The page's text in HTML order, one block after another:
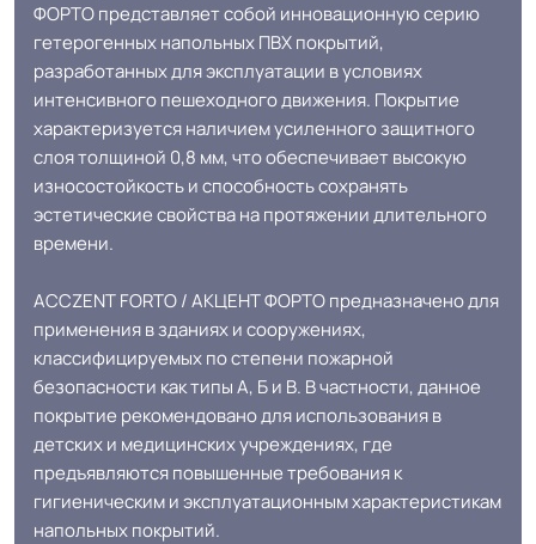
Удельное
сопротивление
< 2kW
Структура Гетерогенный многослойный
Основа Компактный ПВХ
Толщина 2.0 мм
Область применения
Для кабинет, Для гостинной, Для
кухни, Для коридора, Для офиса,
Для переговорной комнаты, Для
больницы, Для детских садов, Для
холла больниц, Для коридора и
ФОРТО представляет собой инновационную серию
гетерогенных напольных ПВХ покрытий,
разработанных для эксплуатации в условиях
интенсивного пешеходного движения. Покрытие
характеризуется наличием усиленного защитного
слоя толщиной 0,8 мм, что обеспечивает высокую
износостойкость и способность сохранять
эстетические свойства на протяжении длительного
времени.
ACCZENT FORTO / АКЦЕНТ ФОРТО предназначено для
применения в зданиях и сооружениях,
классифицируемых по степени пожарной
безопасности как типы А, Б и В. В частности, данное
покрытие рекомендовано для использования в
детских и медицинских учреждениях, где
предъявляются повышенные требования к
гигиеническим и эксплуатационным характеристикам
напольных покрытий.